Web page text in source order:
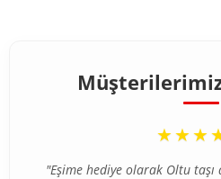
“
"Eşime hediye olarak Oltu taşı